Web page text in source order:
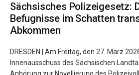
Sächsisches Polizeigesetz:
Befugnisse im Schatten
Abkommen
DRESDEN | Am Freitag, den 27. März
Innenausschuss des Sächsischen